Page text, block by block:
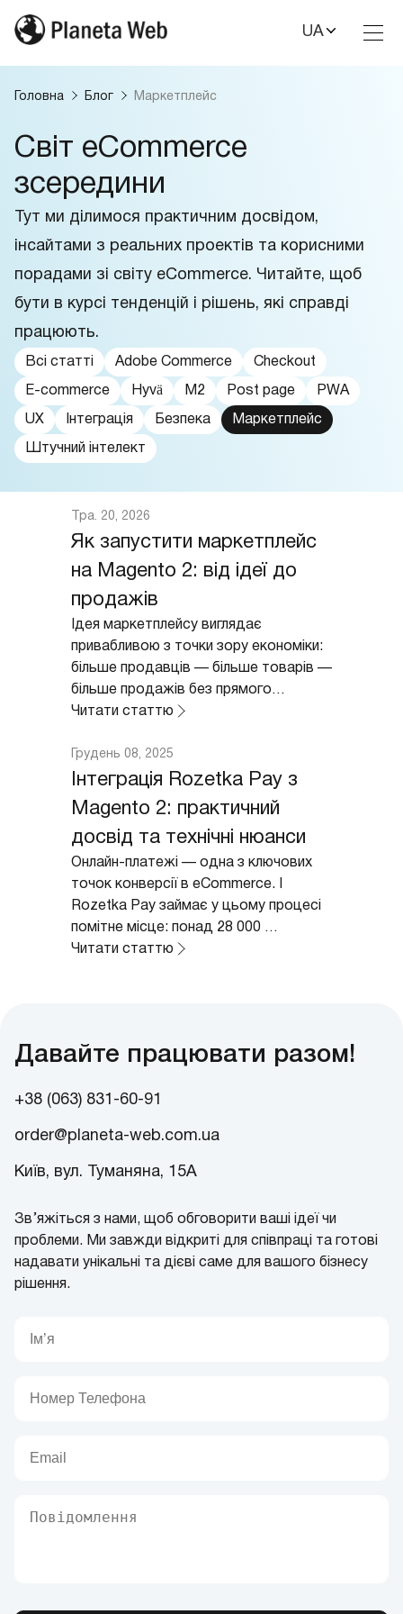
UA
Головна Блог Маркетплейс
Світ eCommerce
зсередини
Тут ми ділимося практичним досвідом,
інсайтами з реальних проектів та корисними
порадами зі світу eCommerce. Читайте, щоб
бути в курсі тенденцій і рішень, які справді
працюють.
Всі статті Adobe Commerce Checkout
E-commerce Hyvä M2 Post page PWA
UX Інтеграція Безпека Маркетплейс
Штучний інтелект
Тра. 20, 2026
Як запустити маркетплейс
на Magento 2: від ідеї до
продажів
Ідея маркетплейсу виглядає
привабливою з точки зору економіки:
більше продавців — більше товарів —
більше продажів без прямого
управління кожною...
Читати статтю
Грудень 08, 2025
Інтеграція Rozetka Pay з
Magento 2: практичний
досвід та технічні нюанси
Онлайн-платежі — одна з ключових
точок конверсії в eCommerce. І
Rozetka Pay займає у цьому процесі
помітне місце: понад 28 000
українських компаній уже....
Читати статтю
Давайте працювати разом!
+38 (063) 831-60-91
order@planeta-web.com.ua
Київ, вул. Туманяна, 15А
Зв’яжіться з нами, щоб обговорити ваші ідеї чи
проблеми. Ми завжди відкриті для співпраці та готові
надавати унікальні та дієві саме для вашого бізнесу
рішення.